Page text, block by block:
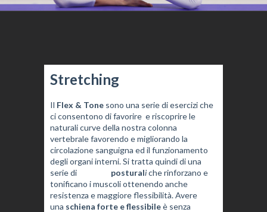
Stretching
Il Flex & Tone sono una serie di esercizi che
ci consentono di favorire e riscoprire le
naturali curve della nostra colonna
vertebrale favorendo e migliorando la
circolazione sanguigna ed il funzionamento
degli organi interni. Si tratta quindi di una
serie di
posturaliche rinforzano e
tonificano i muscoli ottenendo anche
resistenza e maggiore flessibilità. Avere
una schiena forte e flessibileè senza